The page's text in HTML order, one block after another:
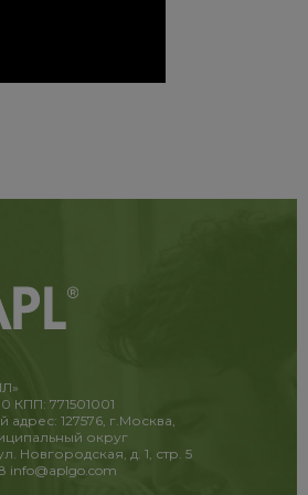
КПП: 771501001
127576, г.Москва,
округ
Новгородская, д. 1, стр. 5
info@aplgo.com